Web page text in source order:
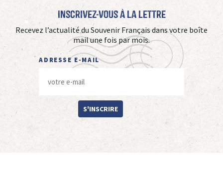
Inscrivez-vous à La Lettre
Recevez l’actualité du Souvenir Français dans votre boîte
mail une fois par mois.
ADRESSE E-MAIL
S'INSCRIRE